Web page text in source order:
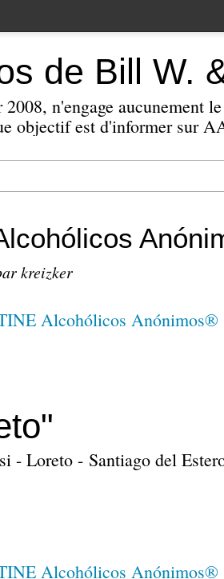
de Bill W.
n'engage
objectif est d'informer sur
kreizker
- Loreto - Santiago del